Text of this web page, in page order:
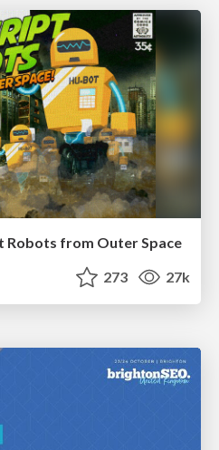
Robots from Outer Space
273 27k